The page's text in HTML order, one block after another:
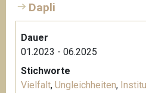
Dapli
Dauer
01.2023 - 06.2025
Stichworte
Vielfalt, Ungleichheiten,